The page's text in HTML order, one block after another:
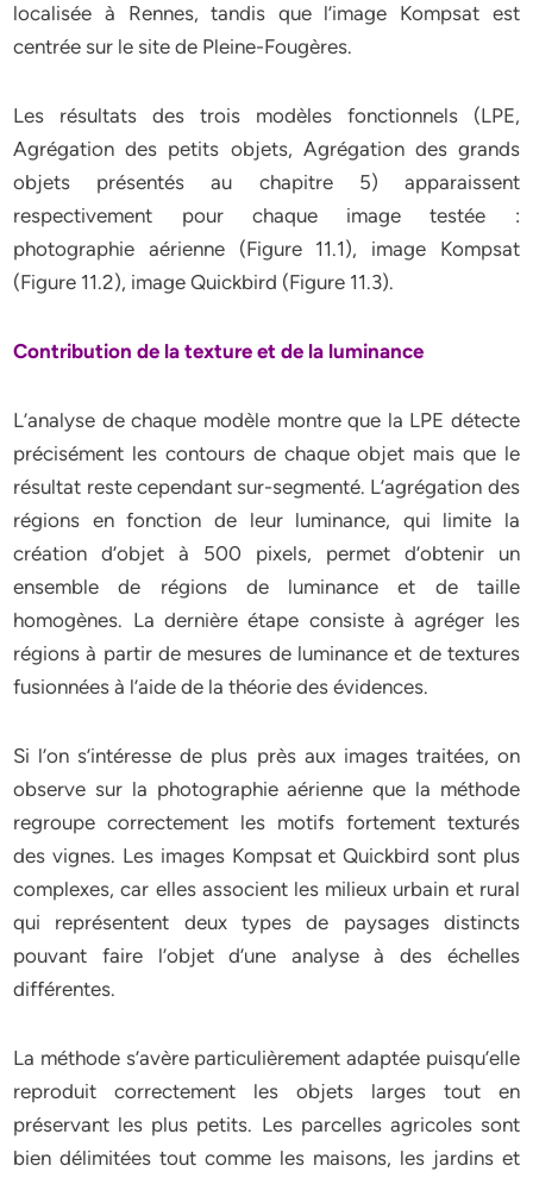
localisée à Rennes, tandis que l’image Kompsat est
centrée sur le site de Pleine-Fougères.
Les résultats des trois modèles fonctionnels (LPE,
Agrégation des petits objets, Agrégation des grands
objets présentés au chapitre 5) apparaissent
respectivement pour chaque image testée :
photographie aérienne (Figure 11.1), image Kompsat
(Figure 11.2), image Quickbird (Figure 11.3).
Contribution de la texture et de la luminance
L’analyse de chaque modèle montre que la LPE détecte
précisément les contours de chaque objet mais que le
résultat reste cependant sur-segmenté. L’agrégation des
régions en fonction de leur luminance, qui limite la
création d’objet à 500 pixels, permet d’obtenir un
ensemble de régions de luminance et de taille
homogènes. La dernière étape consiste à agréger les
régions à partir de mesures de luminance et de textures
fusionnées à l’aide de la théorie des évidences.
Si l’on s’intéresse de plus près aux images traitées, on
observe sur la photographie aérienne que la méthode
regroupe correctement les motifs fortement texturés
des vignes. Les images Kompsat et Quickbird sont plus
complexes, car elles associent les milieux urbain et rural
qui représentent deux types de paysages distincts
pouvant faire l’objet d’une analyse à des échelles
différentes.
La méthode s’avère particulièrement adaptée puisqu’elle
reproduit correctement les objets larges tout en
préservant les plus petits. Les parcelles agricoles sont
bien délimitées tout comme les maisons, les jardins et